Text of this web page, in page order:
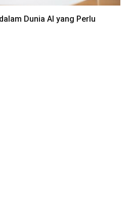
Dunia AI yang Perlu